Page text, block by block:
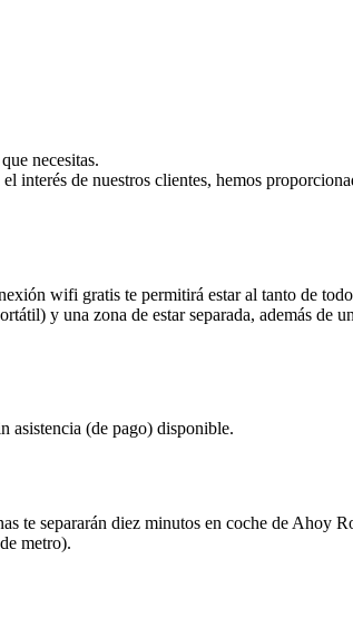
necesitas.
de nuestros clientes, hemos
wifi gratis te permitirá estar al tanto de
y una zona de estar separada, además de
asistencia (de pago) disponible.
te separarán diez minutos en coche de Ahoy
metro).